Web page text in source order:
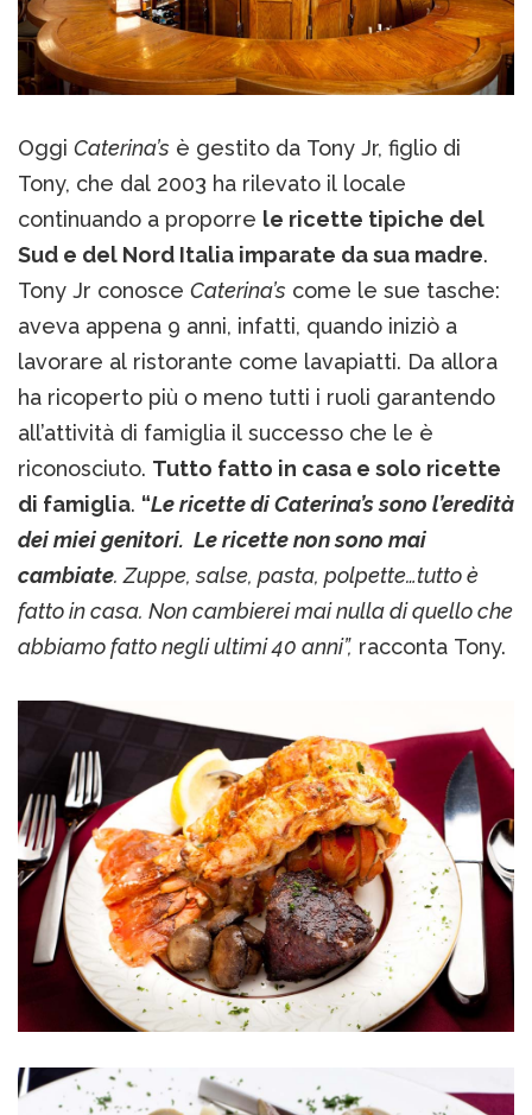
Oggi Caterina’s è gestito da Tony Jr, figlio di
Tony, che dal 2003 ha rilevato il locale
continuando a proporre le ricette tipiche del
Sud e del Nord Italia imparate da sua madre.
Tony Jr conosce Caterina’s come le sue tasche:
aveva appena 9 anni, infatti, quando iniziò a
lavorare al ristorante come lavapiatti. Da allora
ha ricoperto più o meno tutti i ruoli garantendo
all’attività di famiglia il successo che le è
riconosciuto. Tutto fatto in casa e solo ricette
di famiglia. “Le ricette di Caterina’s sono l’eredità
dei miei genitori. Le ricette non sono mai
cambiate. Zuppe, salse, pasta, polpette…tutto è
fatto in casa. Non cambierei mai nulla di quello che
abbiamo fatto negli ultimi 40 anni”, racconta Tony.